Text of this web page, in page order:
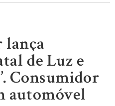
lança
de Luz e
Consumidor
automóvel